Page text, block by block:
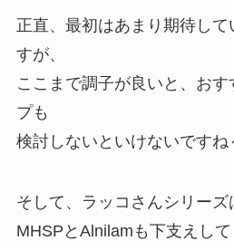
正直、最初はあまり期待し
すが、
ここまで調子が良いと、お
プも
検討しないといけないですね
そして、ラッコさんシリーズ
MHSPとAlnilamも下支えし